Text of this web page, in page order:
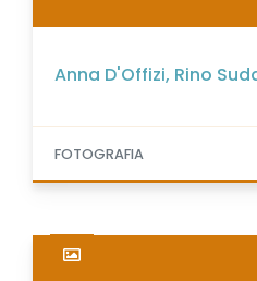
Anna D'Offizi, Rino
FOTOGRAFIA